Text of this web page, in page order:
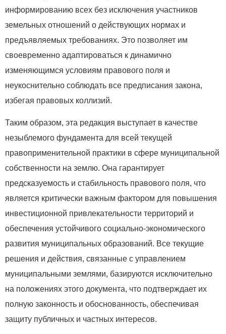
информированию всех без исключения участников
земельных отношений о действующих нормах и
предъявляемых требованиях. Это позволяет им
своевременно адаптироваться к динамично
изменяющимся условиям правового поля и
неукоснительно соблюдать все предписания закона,
избегая правовых коллизий.
Таким образом, эта редакция выступает в качестве
незыблемого фундамента для всей текущей
правоприменительной практики в сфере муниципальной
собственности на землю. Она гарантирует
предсказуемость и стабильность правового поля, что
является критически важным фактором для повышения
инвестиционной привлекательности территорий и
обеспечения устойчивого социально-экономического
развития муниципальных образований. Все текущие
решения и действия, связанные с управлением
муниципальными землями, базируются исключительно
на положениях этого документа, что подтверждает их
полную законность и обоснованность, обеспечивая
защиту публичных и частных интересов.